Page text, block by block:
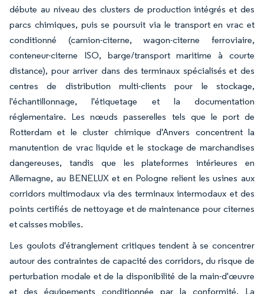
débute au niveau des clusters de production intégrés et des
parcs chimiques, puis se poursuit via le transport en vrac et
conditionné (camion-citerne, wagon-citerne ferroviaire,
conteneur-citerne ISO, barge/transport maritime à courte
distance), pour arriver dans des terminaux spécialisés et des
centres de distribution multi-clients pour le stockage,
l'échantillonnage, l'étiquetage et la documentation
réglementaire. Les nœuds passerelles tels que le port de
Rotterdam et le cluster chimique d'Anvers concentrent la
manutention de vrac liquide et le stockage de marchandises
dangereuses, tandis que les plateformes intérieures en
Allemagne, au BENELUX et en Pologne relient les usines aux
corridors multimodaux via des terminaux intermodaux et des
points certifiés de nettoyage et de maintenance pour citernes
et caisses mobiles.
Les goulots d'étranglement critiques tendent à se concentrer
autour des contraintes de capacité des corridors, du risque de
perturbation modale et de la disponibilité de la main-d'œuvre
et des équipements conditionnée par la conformité. La